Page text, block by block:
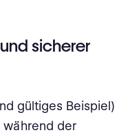
sicherer
gültiges Beispiel)
während der